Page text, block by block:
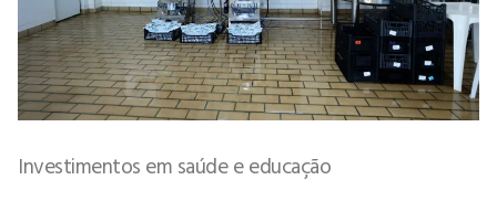
Investimentos em saúde e educação